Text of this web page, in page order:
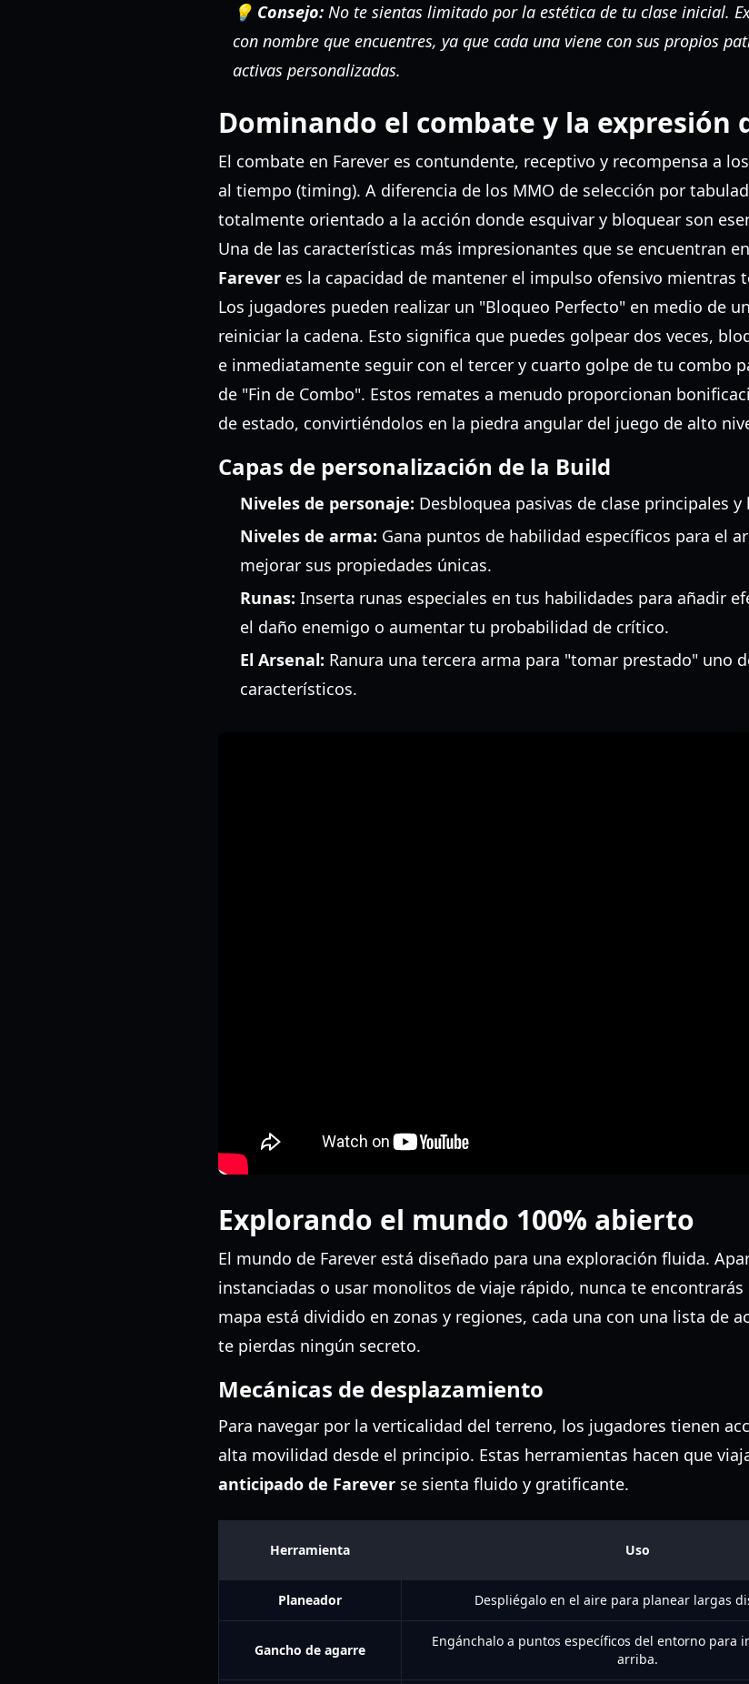
💡 Consejo: No te sientas limitado por la estética de tu clase inicial.
con nombre que encuentres, ya que cada una viene con sus propios
activas personalizadas.
Dominando el combate y la expresión
El combate en Farever es contundente, receptivo y recompensa a
al tiempo (timing). A diferencia de los MMO de selección por
totalmente orientado a la acción donde esquivar y bloquear son
Una de las características más impresionantes que se encuentran
Farever es la capacidad de mantener el impulso ofensivo mientras
Los jugadores pueden realizar un "Bloqueo Perfecto" en medio de
reiniciar la cadena. Esto significa que puedes golpear dos veces,
e inmediatamente seguir con el tercer y cuarto golpe de tu combo
de "Fin de Combo". Estos remates a menudo proporcionan
de estado, convirtiéndolos en la piedra angular del juego de alto
Capas de personalización de la Build
Niveles de personaje: Desbloquea pasivas de clase principales
Niveles de arma: Gana puntos de habilidad específicos para el
mejorar sus propiedades únicas.
Runas: Inserta runas especiales en tus habilidades para añadir
el daño enemigo o aumentar tu probabilidad de crítico.
El Arsenal: Ranura una tercera arma para "tomar prestado" uno
característicos.
Explorando el mundo 100% abierto
El mundo de Farever está diseñado para una exploración fluida.
instanciadas o usar monolitos de viaje rápido, nunca te encontrarás
mapa está dividido en zonas y regiones, cada una con una lista de
te pierdas ningún secreto.
Mecánicas de desplazamiento
Para navegar por la verticalidad del terreno, los jugadores tienen
alta movilidad desde el principio. Estas herramientas hacen que
anticipado de Farever se sienta fluido y gratificante.
Herramienta Uso
Planeador Despliégalo en el aire para planear largas
Gancho de agarre
Engánchalo a puntos específicos del entorno para
arriba.